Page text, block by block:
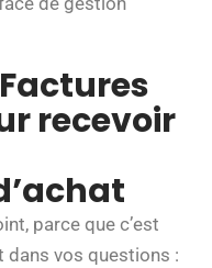
recevoir
parce que c’est
dans vos questions :